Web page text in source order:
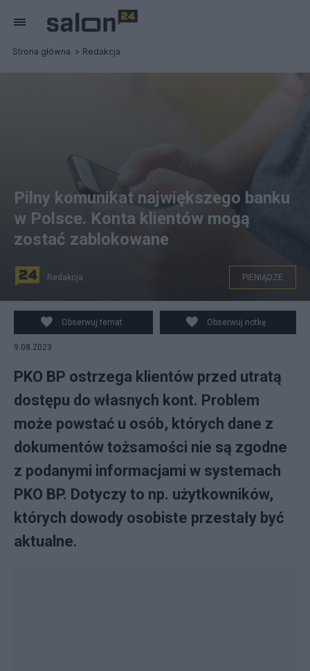
Strona główna Redakcja
fot. Pixabay
Pilny komunikat największego banku
w Polsce. Konta klientów mogą
zostać zablokowane
Redakcja PIENIĄDZE
Obserwuj temat Obserwuj notkę
9.08.2023
PKO BP ostrzega klientów przed utratą
dostępu do własnych kont. Problem
może powstać u osób, których dane z
dokumentów tożsamości nie są zgodne
z podanymi informacjami w systemach
PKO BP. Dotyczy to np. użytkowników,
których dowody osobiste przestały być
aktualne.